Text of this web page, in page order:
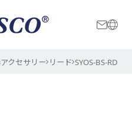
International
クセサリー リード SYOS-BS-RD